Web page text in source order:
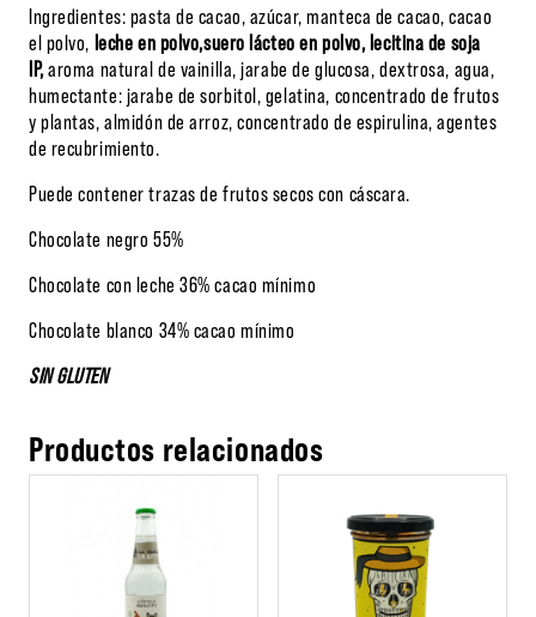
Ingredientes: pasta de cacao, azúcar, manteca de cacao, cacao
el polvo, leche en polvo,suero lácteo en polvo, lecitina de soja
IP,aroma natural de vainilla, jarabe de glucosa, dextrosa, agua,
humectante: jarabe de sorbitol, gelatina, concentrado de frutos
y plantas, almidón de arroz, concentrado de espirulina, agentes
de recubrimiento.
Puede contener trazas de frutos secos con cáscara.
Chocolate negro 55%
Chocolate con leche 36% cacao mínimo
Chocolate blanco 34% cacao mínimo
SIN GLUTEN
Productos relacionados